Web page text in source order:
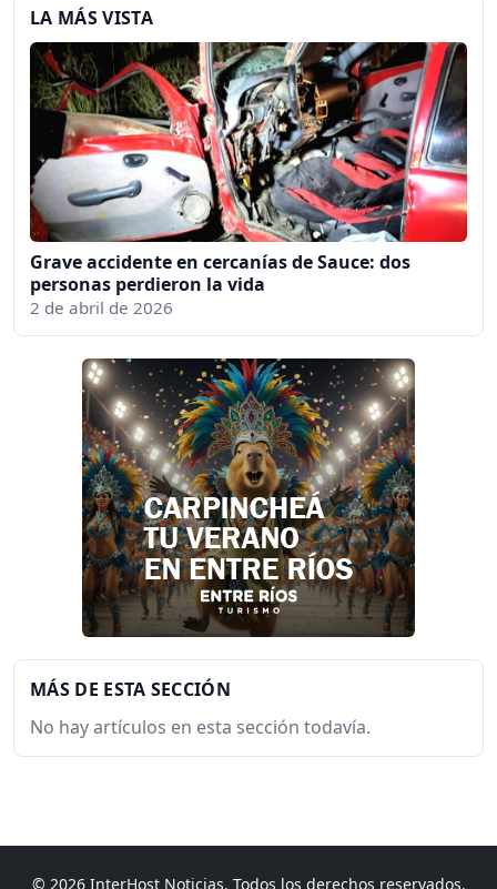
LA MÁS VISTA
Grave accidente en cercanías de Sauce: dos
personas perdieron la vida
2 de abril de 2026
MÁS DE ESTA SECCIÓN
No hay artículos en esta sección todavía.
© 2026 InterHost Noticias. Todos los derechos reservados.